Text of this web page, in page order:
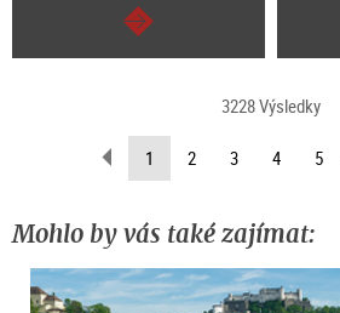
continue
3228 Výsledky
scroll
back
1 (current
page)
2 3 4 5
Mohlo by vás také zajímat: